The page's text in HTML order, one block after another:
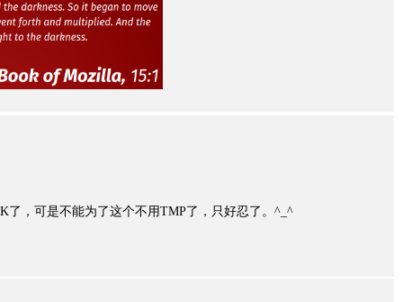
了，可是不能为了这个不用TMP了，只好忍了。^_^